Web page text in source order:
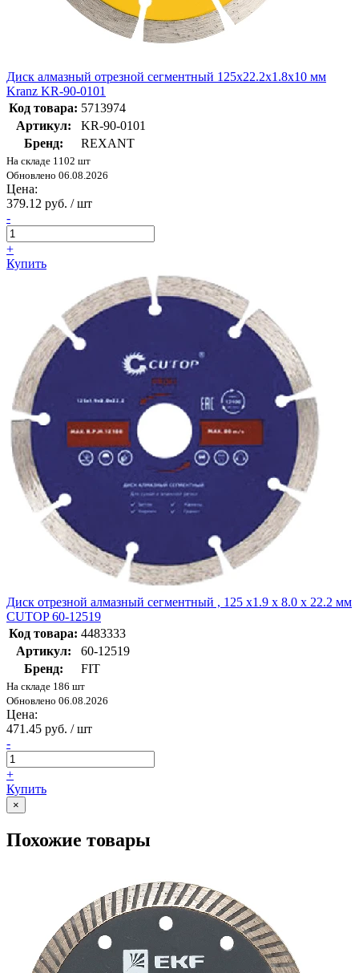
Диск алмазный отрезной сегментный 125x22.2x1.8x10 мм
Kranz KR-90-0101
Код товара: 5713974
Артикул:
KR-90-0101
Бренд:
REXANT
На складе 1102 шт
Обновлено 06.08.2026
Цена:
379.12 руб. / шт
-
+
Купить
Диск отрезной алмазный сегментный , 125 x1.9 x 8.0 x 22.2 мм
CUTOP 60-12519
Код товара: 4483333
Артикул:
60-12519
Бренд:
FIT
На складе 186 шт
Обновлено 06.08.2026
Цена:
471.45 руб. / шт
-
+
Купить
×
Похожие товары